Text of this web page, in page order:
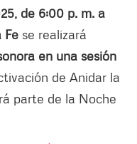
de 6:00 p. m. a
Fe se realizará
en una sesión
de Anidar la
parte de la Noche